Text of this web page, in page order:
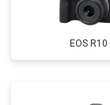
EOS R10